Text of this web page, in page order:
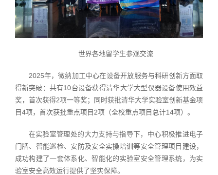
世界各地留学生参观交流
2025年，微纳加工中心在设备开放服务与科研创新方面取
得新突破：共有10台设备获得清华大学大型仪器设备使用效益
奖，首次获得2项一等奖；同时获批清华大学实验室创新基金项
目4项，首次获批重点项目2项（全校重点项目总计14项）。
在实验室管理处的大力支持与指导下，中心积极推进电子
门牌、智能巡检、安防及安全实操培训等安全管理项目建设，
成功构建了一套体系化、智能化的实验室安全管理系统，为实
验室安全高效运行提供了坚实保障。